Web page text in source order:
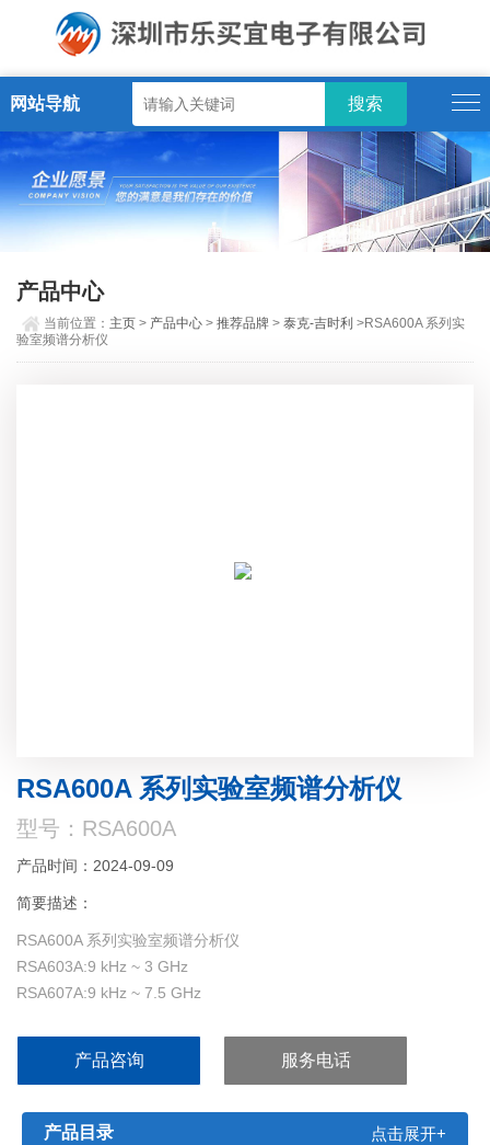
网站导航
产品中心
当前位置： 主页 > 产品中心 >推荐品牌 >泰克-吉时利 >RSA600A 系列实
验室频谱分析仪
RSA600A 系列实验室频谱分析仪
型号：RSA600A
产品时间：2024-09-09
简要描述：
RSA600A 系列实验室频谱分析仪
RSA603A:9 kHz ~ 3 GHz
RSA607A:9 kHz ~ 7.5 GHz
产品咨询 服务电话
产品目录 点击展开+